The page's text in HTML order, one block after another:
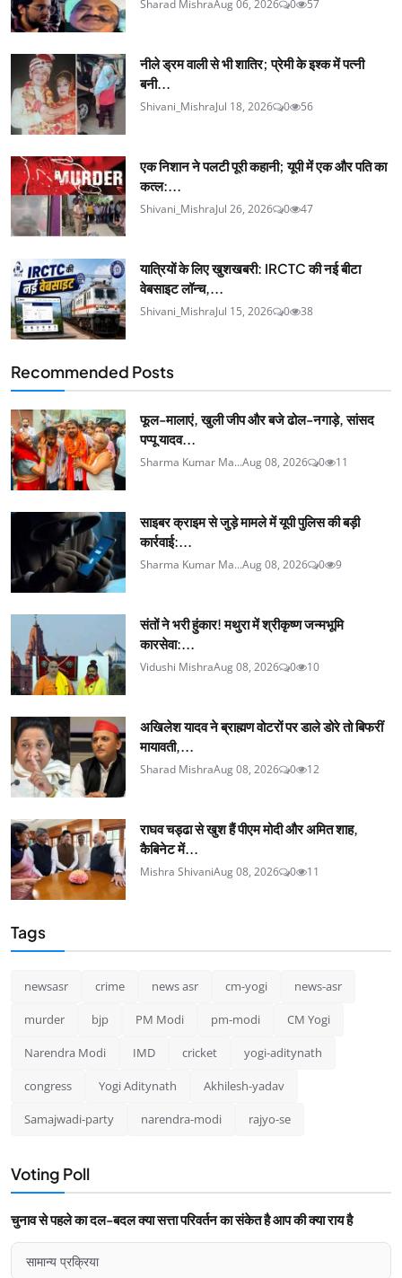
Sharad MishraAug 06, 2026 0 57
नीले ड्रम वाली से भी शातिर; प्रेमी के इश्‍क में पत्नी
बनी...
Shivani_MishraJul 18, 2026 0 56
एक निशान ने पलटी पूरी कहानी; यूपी में एक और पति का
कत्ल:...
Shivani_MishraJul 26, 2026 0 47
यात्रियों के लिए खुशखबरी: IRCTC की नई बीटा
वेबसाइट लॉन्च,...
Shivani_MishraJul 15, 2026 0 38
Recommended Posts
फूल-मालाएं, खुली जीप और बजे ढोल-नगाड़े, सांसद
पप्पू यादव...
Sharma Kumar Ma...Aug 08, 2026 0 11
साइबर क्राइम से जुड़े मामले में यूपी पुलिस की बड़ी
कार्रवाई:...
Sharma Kumar Ma...Aug 08, 2026 0 9
संतों ने भरी हुंकार! मथुरा में श्रीकृष्ण जन्मभूमि
कारसेवा:...
Vidushi MishraAug 08, 2026 0 10
अखिलेश यादव ने ब्राह्मण वोटरों पर डाले डोरे तो बिफरीं
मायावती,...
Sharad MishraAug 08, 2026 0 12
राघव चड्ढा से खुश हैं पीएम मोदी और अमित शाह,
कैबिनेट में...
Mishra ShivaniAug 08, 2026 0 11
Tags
newsasr crime news asr cm-yogi news-asr
murder bjp PM Modi pm-modi CM Yogi
Narendra Modi IMD cricket yogi-aditynath
congress Yogi Aditynath Akhilesh-yadav
Samajwadi-party narendra-modi rajyo-se
Voting Poll
चुनाव से पहले का दल-बदल क्या सत्ता परिवर्तन का संकेत है आप की क्या राय है
सामान्य प्रक्रिया